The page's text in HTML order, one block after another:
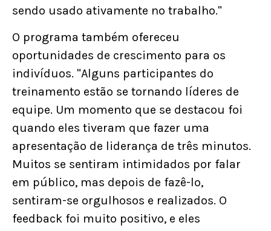
sendo usado ativamente no trabalho."
O programa também ofereceu
oportunidades de crescimento para os
indivíduos. "Alguns participantes do
treinamento estão se tornando líderes de
equipe. Um momento que se destacou foi
quando eles tiveram que fazer uma
apresentação de liderança de três minutos.
Muitos se sentiram intimidados por falar
em público, mas depois de fazê-lo,
sentiram-se orgulhosos e realizados. O
feedback foi muito positivo, e eles